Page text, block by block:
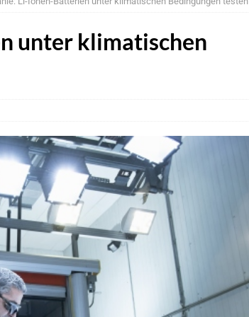
kräftig – Auftragseingänge erreichen Rekordniveau
VLA-Modell für AVs
von KI-Chipspezialist Ambarella
Sicherheitsfunktionen auf UWB-Plattform von NXP
bei Pkw-Neuzulassungen in Deutschland im Juli 2026
unter klimatischen